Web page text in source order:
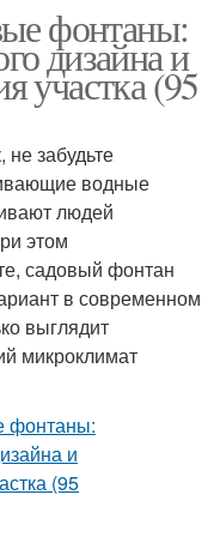
Фонтан на даче
Дачный фонтан
фонтаны:
дизайна и
участка (95
забудьте
водные
людей
этом
садовый фонтан
в современном
выглядит
микроклимат